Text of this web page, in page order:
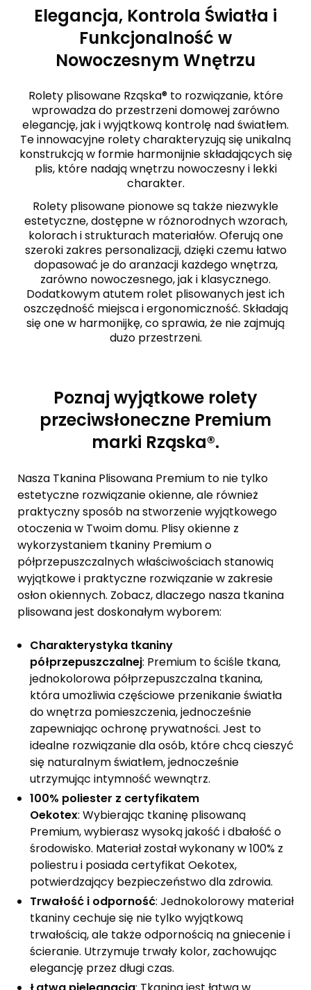
Elegancja, Kontrola Światła i
Funkcjonalność w
Nowoczesnym Wnętrzu
Rolety plisowane Rząska® to rozwiązanie, które
wprowadza do przestrzeni domowej zarówno
elegancję, jak i wyjątkową kontrolę nad światłem.
Te innowacyjne rolety charakteryzują się unikalną
konstrukcją w formie harmonijnie składających się
plis, które nadają wnętrzu nowoczesny i lekki
charakter.
Rolety plisowane pionowe są także niezwykle
estetyczne, dostępne w różnorodnych wzorach,
kolorach i strukturach materiałów. Oferują one
szeroki zakres personalizacji, dzięki czemu łatwo
dopasować je do aranżacji każdego wnętrza,
zarówno nowoczesnego, jak i klasycznego.
Dodatkowym atutem rolet plisowanych jest ich
oszczędność miejsca i ergonomiczność. Składają
się one w harmonijkę, co sprawia, że nie zajmują
dużo przestrzeni.
Poznaj wyjątkowe rolety
przeciwsłoneczne Premium
marki Rząska®.
Nasza Tkanina Plisowana Premium to nie tylko
estetyczne rozwiązanie okienne, ale również
praktyczny sposób na stworzenie wyjątkowego
otoczenia w Twoim domu. Plisy okienne z
wykorzystaniem tkaniny Premium o
półprzepuszczalnych właściwościach stanowią
wyjątkowe i praktyczne rozwiązanie w zakresie
osłon okiennych. Zobacz, dlaczego nasza tkanina
plisowana jest doskonałym wyborem:
Charakterystyka tkaniny
półprzepuszczalnej: Premium to ściśle tkana,
jednokolorowa półprzepuszczalna tkanina,
która umożliwia częściowe przenikanie światła
do wnętrza pomieszczenia, jednocześnie
zapewniając ochronę prywatności. Jest to
idealne rozwiązanie dla osób, które chcą cieszyć
się naturalnym światłem, jednocześnie
utrzymując intymność wewnątrz.
100% poliester z certyfikatem
Oekotex: Wybierając tkaninę plisowaną
Premium, wybierasz wysoką jakość i dbałość o
środowisko. Materiał został wykonany w 100% z
poliestru i posiada certyfikat Oekotex,
potwierdzający bezpieczeństwo dla zdrowia.
Trwałość i odporność: Jednokolorowy materiał
tkaniny cechuje się nie tylko wyjątkową
trwałością, ale także odpornością na gniecenie i
ścieranie. Utrzymuje trwały kolor, zachowując
elegancję przez długi czas.